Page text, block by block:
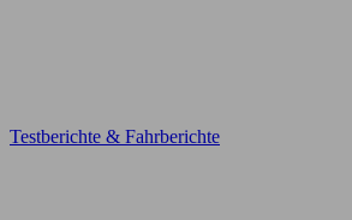
Testberichte & Fahrberichte